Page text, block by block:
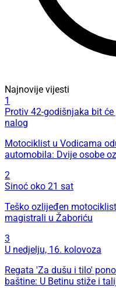
Najnovije vijesti
1
Protiv 42-godišnjaka bit
nalog
Motociklist u Vodicama
automobila: Dvije osobe
2
Sinoć oko 21 sat
Teško ozlijeđen
magistrali u Žaboriću
3
U nedjelju, 16. kolovoza
Regata 'Za dušu i tilo'
baštine: U Betinu stiže i